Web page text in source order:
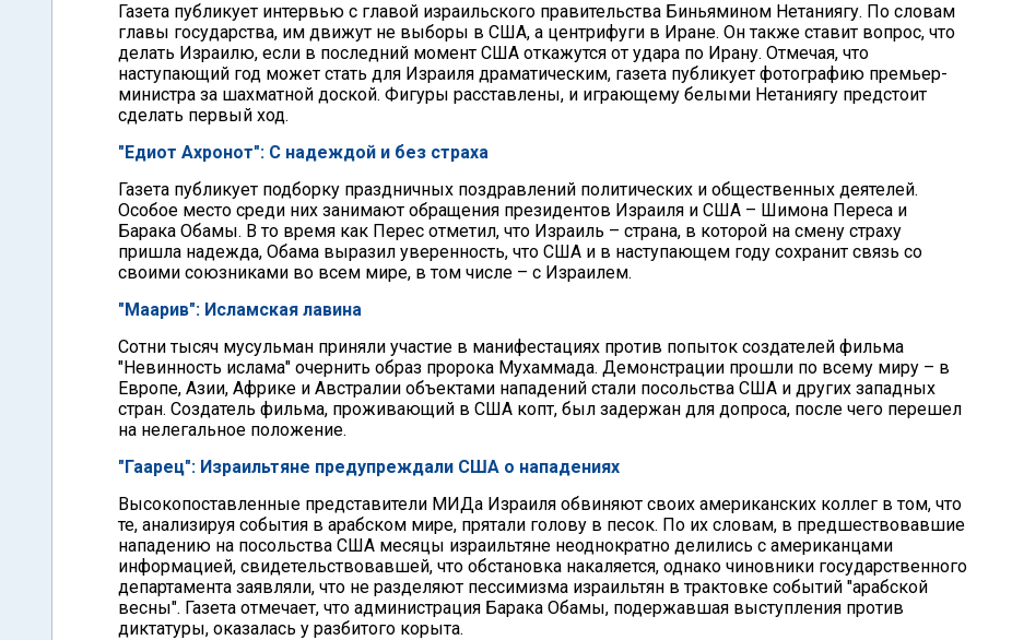
Газета публикует интервью с главой израильского правительства Биньямином Нетаниягу. По словам
главы государства, им движут не выборы в США, а центрифуги в Иране. Он также ставит вопрос, что
делать Израилю, если в последний момент США откажутся от удара по Ирану. Отмечая, что
наступающий год может стать для Израиля драматическим, газета публикует фотографию премьер-
министра за шахматной доской. Фигуры расставлены, и играющему белыми Нетаниягу предстоит
сделать первый ход.
"Едиот Ахронот": С надеждой и без страха
Газета публикует подборку праздничных поздравлений политических и общественных деятелей.
Особое место среди них занимают обращения президентов Израиля и США – Шимона Переса и
Барака Обамы. В то время как Перес отметил, что Израиль – страна, в которой на смену страху
пришла надежда, Обама выразил уверенность, что США и в наступающем году сохранит связь со
своими союзниками во всем мире, в том числе – с Израилем.
"Маарив": Исламская лавина
Сотни тысяч мусульман приняли участие в манифестациях против попыток создателей фильма
"Невинность ислама" очернить образ пророка Мухаммада. Демонстрации прошли по всему миру – в
Европе, Азии, Африке и Австралии объектами нападений стали посольства США и других западных
стран. Создатель фильма, проживающий в США копт, был задержан для допроса, после чего перешел
на нелегальное положение.
"Гаарец": Израильтяне предупреждали США о нападениях
Высокопоставленные представители МИДа Израиля обвиняют своих американских коллег в том, что
те, анализируя события в арабском мире, прятали голову в песок. По их словам, в предшествовавшие
нападению на посольства США месяцы израильтяне неоднократно делились с американцами
информацией, свидетельствовавшей, что обстановка накаляется, однако чиновники государственного
департамента заявляли, что не разделяют пессимизма израильтян в трактовке событий "арабской
весны". Газета отмечает, что администрация Барака Обамы, подержавшая выступления против
диктатуры, оказалась у разбитого корыта.